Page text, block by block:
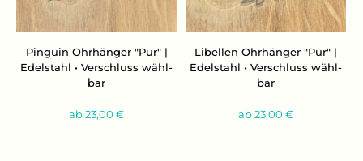
Pin­gu­in Ohr­hän­ger "Pur" |
Edel­stahl • Ver­schluss wähl­
bar
ab 23,00 €
Li­bel­len Ohr­hän­ger "Pur" |
Edel­stahl • Ver­schluss wähl­
bar
ab 23,00 €